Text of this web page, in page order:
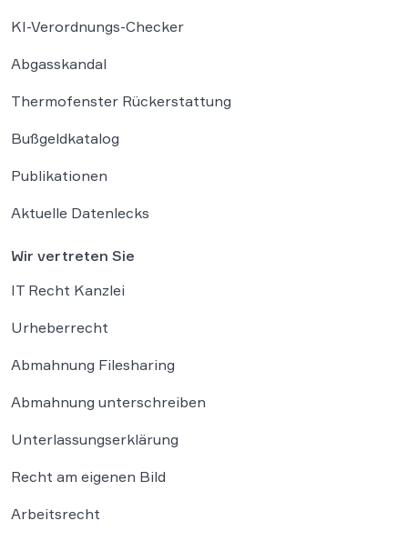
KI-Verordnungs-Checker
Abgasskandal
Thermofenster Rückerstattung
Bußgeldkatalog
Publikationen
Aktuelle Datenlecks
Wir vertreten Sie
IT Recht Kanzlei
Urheberrecht
Abmahnung Filesharing
Abmahnung unterschreiben
Unterlassungserklärung
Recht am eigenen Bild
Arbeitsrecht